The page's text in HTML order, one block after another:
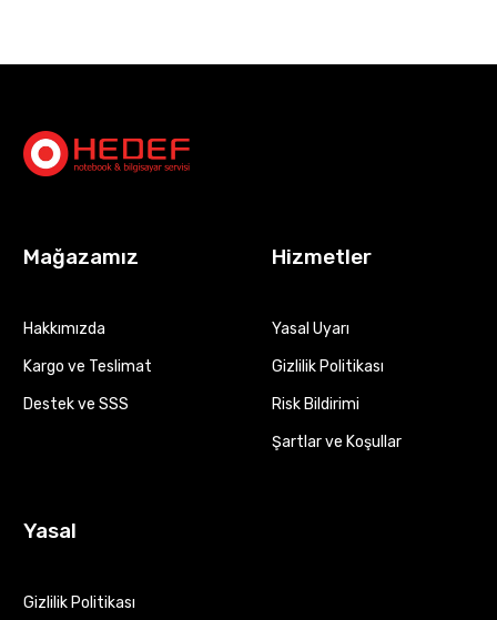
Mağazamız
Hakkımızda
Kargo ve Teslimat
Destek ve SSS
Hizmetler
Yasal Uyarı
Gizlilik Politikası
Risk Bildirimi
Şartlar ve Koşullar
Yasal
Gizlilik Politikası